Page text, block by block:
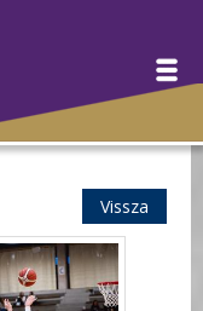
Vissza